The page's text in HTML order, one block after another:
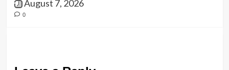
August 7, 2026
0